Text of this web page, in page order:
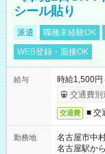
シール貼り
派遣 職種未経験OK
WEB登録・面接OK
給与
時給1,500円
交通費別
交通費 ■ 交
勤務地
名古屋市中
名古屋駅か